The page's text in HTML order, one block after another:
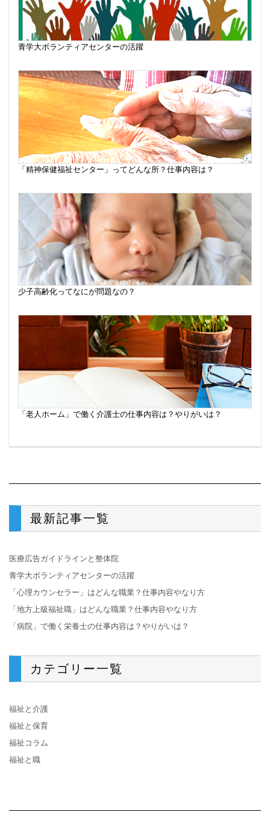
青学大ボランティアセンターの活躍
「精神保健福祉センター」ってどんな所？仕事内容は？
少子高齢化ってなにが問題なの？
「老人ホーム」で働く介護士の仕事内容は？やりがいは？
最新記事一覧
医療広告ガイドラインと整体院
青学大ボランティアセンターの活躍
「心理カウンセラー」はどんな職業？仕事内容やなり方
「地方上級福祉職」はどんな職業？仕事内容やなり方
「病院」で働く栄養士の仕事内容は？やりがいは？
カテゴリー一覧
福祉と介護
福祉と保育
福祉コラム
福祉と職